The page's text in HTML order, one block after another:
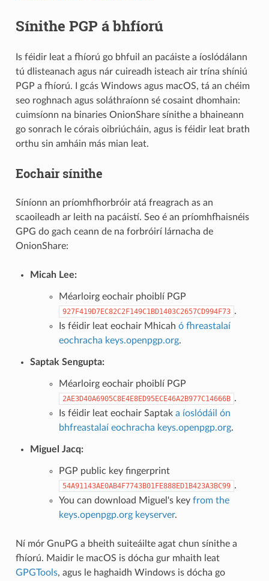
Sínithe PGP á bhfíorú
Is féidir leat a fhíorú go bhfuil an pacáiste a íoslódálann
tú dlisteanach agus nár cuireadh isteach air trína shíniú
PGP a fhíorú. I gcás Windows agus macOS, tá an chéim
seo roghnach agus soláthraíonn sé cosaint dhomhain:
cuimsíonn na binaries OnionShare sínithe a bhaineann
go sonrach le córais oibriúcháin, agus is féidir leat brath
orthu sin amháin más mian leat.
Eochair sínithe
Síníonn an príomhfhorbróir atá freagrach as an
scaoileadh ar leith na pacáistí. Seo é an príomhfhaisnéis
GPG do gach ceann de na forbróirí lárnacha de
OnionShare:
Micah Lee:
Méarloirg eochair phoiblí PGP
927F419D7EC82C2F149C1BD1403C2657CD994F73 .
Is féidir leat eochair Mhicah ó fhreastalaí
eochracha keys.openpgp.org.
Saptak Sengupta:
Méarloirg eochair phoiblí PGP
2AE3D40A6905C8E4E8ED95ECE46A2B977C14666B .
Is féidir leat eochair Saptak a íoslódáil ón
bhfreastalaí eochracha keys.openpgp.org.
Miguel Jacq:
PGP public key fingerprint
54A91143AE0AB4F7743B01FE888ED1B423A3BC99 .
You can download Miguel's key from the
keys.openpgp.org keyserver.
Ní mór GnuPG a bheith suiteáilte agat chun sínithe a
fhíorú. Maidir le macOS is dócha gur mhaith leat
GPGTools, agus le haghaidh Windows is dócha go